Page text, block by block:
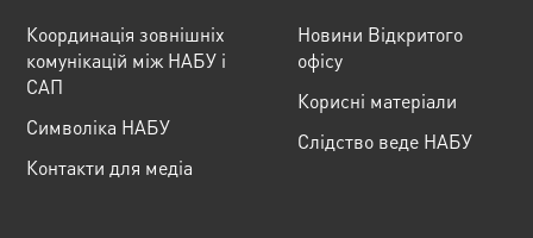
Координація зовнішніх
комунікацій між НАБУ і
САП
Cимволіка НАБУ
Контакти для медіа
Новини Відкритого
офісу
Корисні матеріали
Слідство веде НАБУ